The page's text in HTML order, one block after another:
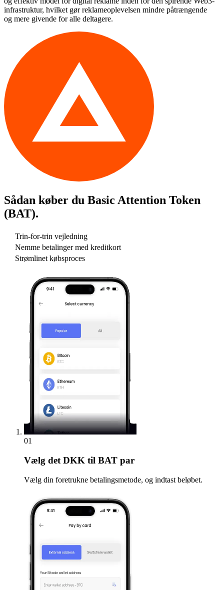
infrastruktur, hvilket gør reklameoplevelsen mindre påtrængende
og mere givende for alle deltagere.
Sådan køber du Basic Attention Token
(BAT).
Trin-for-trin vejledning
Nemme betalinger med kreditkort
Strømlinet købsproces
01
Vælg det DKK til BAT par
Vælg din foretrukne betalingsmetode, og indtast beløbet.